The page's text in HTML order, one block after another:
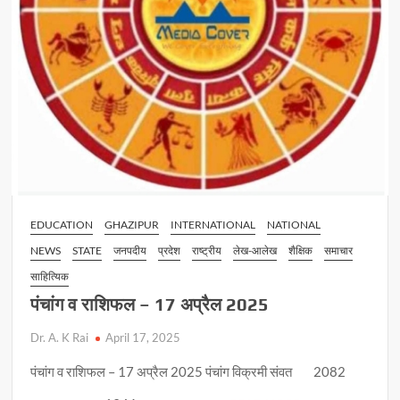
EDUCATION GHAZIPUR INTERNATIONAL
NATIONAL
NEWS
STATE जनपदीय प्रदेश राष्ट्रीय लेख-आलेख शैक्षिक
समाचार
साहित्यिक
पंचांग व राशिफल – 17 अप्रैल 2025
Dr. A. K Rai April 17, 2025
पंचांग व राशिफल – 17 अप्रैल 2025 पंचांग विक्रमी संवत 2082